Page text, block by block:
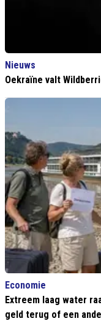
Nieuws
Oekraïne valt
Economie
Extreem laag water
geld terug of een